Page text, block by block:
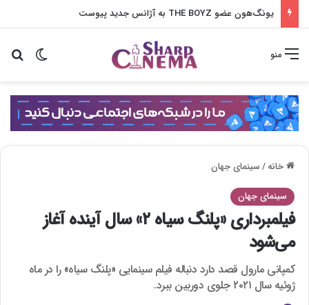
یونگ‌هون عضو THE BOYZ به آژانس جدید پیوست
تغییر منو
خانه/سینمای جهان
سینمای جهان
فیلمبرداری «پلنگ سیاه ۲» سال آینده آغاز
می‌شود
کمپانی مارول قصد دارد دنباله فیلم سینمایی «پلنگ سیاه» را در ماه
ژوئیه سال ۲۰۲۱ جلوی دوربین ببرد.